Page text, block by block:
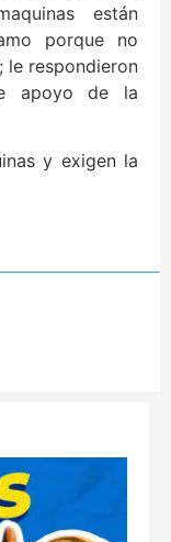
están
porque no
le respondieron
apoyo de la
y exigen la